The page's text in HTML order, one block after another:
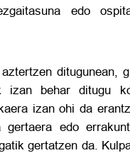
edo
ditugunean,
izan behar ditugu
izan ohi da
gertaera edo
gertatzen da.